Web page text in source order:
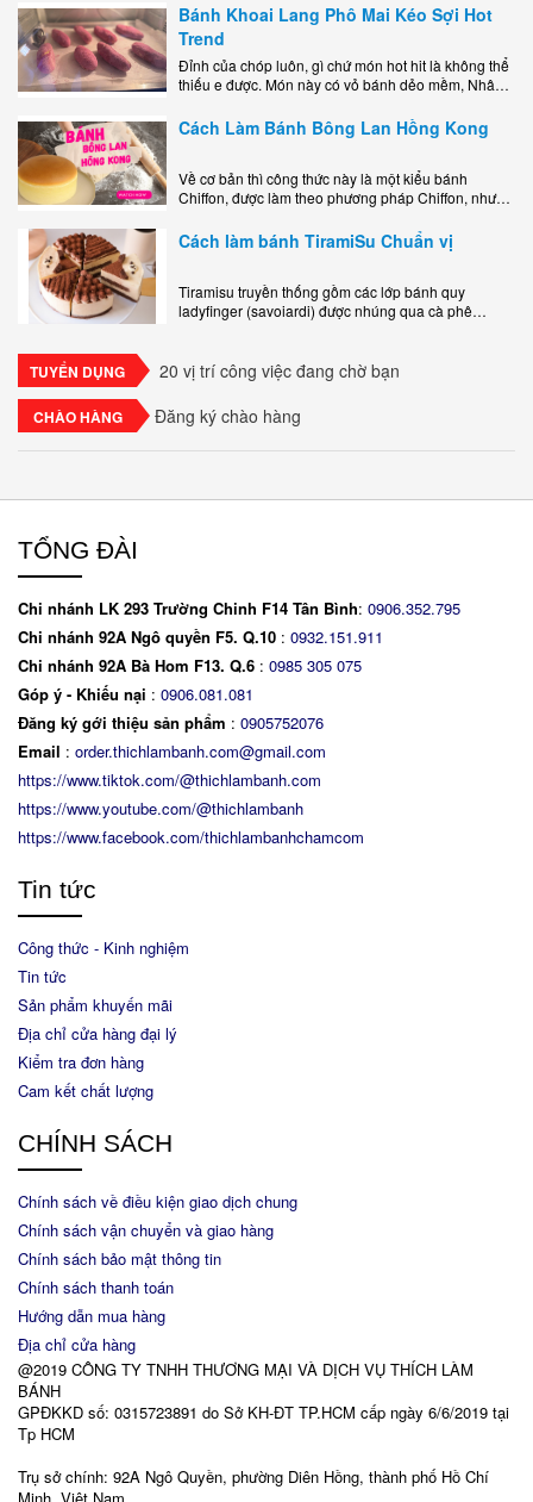
Bánh Khoai Lang Phô Mai Kéo Sợi Hot
Trend
Đỉnh của chóp luôn, gì chứ món hot hit là không thể
thiếu e được. Món này có vỏ bánh dẻo mềm, Nhân
Cách Làm Bánh Bông Lan Hồng Kong
Về cơ bản thì công thức này là một kiểu bánh
Chiffon, được làm theo phương pháp Chiffon, nhưng
ngon, làm..
Cách làm bánh TiramiSu Chuẩn vị
Tiramisu truyền thống gồm các lớp bánh quy
ladyfinger (savoiardi) được nhúng qua cà phê
TUYỂN DỤNG 20 vị trí công việc đang chờ bạn
CHÀO HÀNG Đăng ký chào hàng
TỔNG ĐÀI
Chi nhánh LK 293 Trường Chinh F14 Tân Bình: 0906.352.795
Chi nhánh 92A Ngô quyền F5. Q.10 : 0932.151.911
Chi nhánh 92A Bà Hom F13. Q.6 : 0985 305 075
Góp ý - Khiếu nại : 0906.081.081
Đăng ký gới thiệu sản phẩm : 0905752076
Email : order.thichlambanh.com@gmail.com
https://www.tiktok.com/@thichlambanh.com
https://www.youtube.com/@thichlambanh
https://www.facebook.com/thichlambanhchamcom
Tin tức
Công thức - Kinh nghiệm
Tin tức
Sản phẩm khuyến mãi
Địa chỉ cửa hàng đại lý
Kiểm tra đơn hàng
Cam kết chất lượng
CHÍNH SÁCH
Chính sách về điều kiện giao dịch chung
Chính sách vận chuyển và giao hàng
Chính sách bảo mật thông tin
Chính sách thanh toán
Hướng dẫn mua hàng
Địa chỉ cửa hàng
@2019 CÔNG TY TNHH THƯƠNG MẠI VÀ DỊCH VỤ THÍCH LÀM
BÁNH
GPĐKKD số: 0315723891 do Sở KH-ĐT TP.HCM cấp ngày 6/6/2019 tại
Tp HCM
Trụ sở chính: 92A Ngô Quyền, phường Diên Hồng, thành phố Hồ Chí